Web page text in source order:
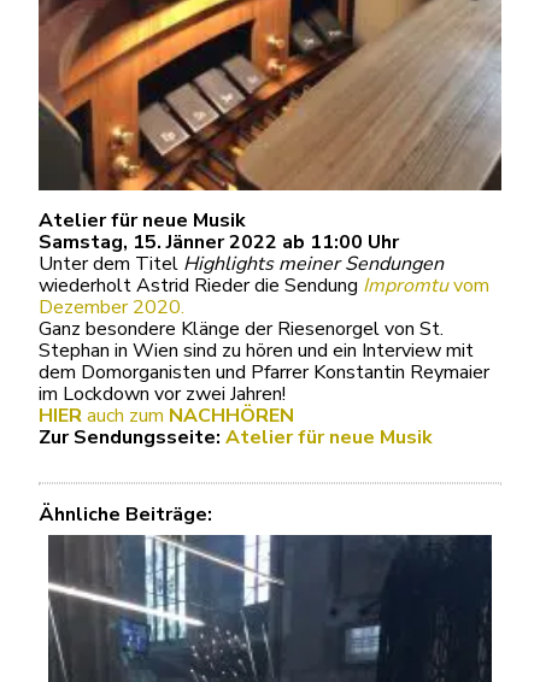
Atelier für neue Musik
Samstag, 15. Jänner 2022 ab 11:00 Uhr
Unter dem Titel Highlights meiner Sendungen
wiederholt Astrid Rieder die Sendung Impromtuvom
Dezember 2020.
Ganz besondere Klänge der Riesenorgel von St.
Stephan in Wien sind zu hören und ein Interview mit
dem Domorganisten und Pfarrer Konstantin Reymaier
im Lockdown vor zwei Jahren!
HIERauch zum NACHHÖREN
Zur Sendungsseite: Atelier für neue Musik
Ähnliche Beiträge: